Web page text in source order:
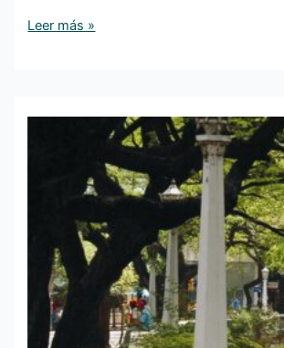
Leer más »